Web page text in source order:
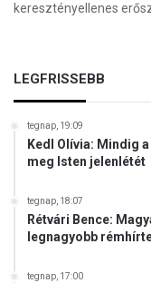
keresztényellenes
LEGFRISSEBB
tegnap, 19:09
Kedl Olívia: Mindig
meg Isten jelenlétét
tegnap, 18:07
Rétvári Bence:
legnagyobb
tegnap, 17:00